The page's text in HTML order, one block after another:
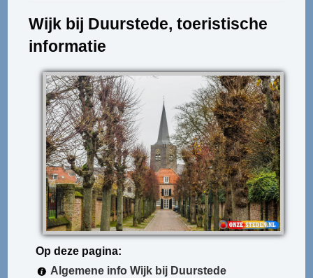
Wijk bij Duurstede, toeristische
informatie
Op deze pagina:
Algemene info Wijk bij Duurstede